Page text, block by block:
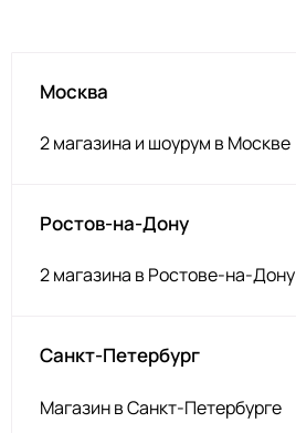
Москва
2 магазина и шоурум в Москве
Ростов-на-Дону
2 магазина в Ростове-на-Дону
Санкт-Петербург
Магазин в Санкт-Петербурге